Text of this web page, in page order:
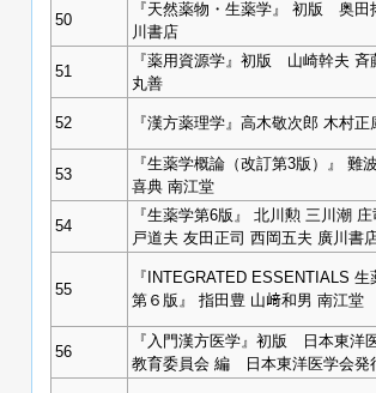
50
『天然薬物・生薬学』 初版 奥田
川書店
51
『薬用資源学』初版 山崎幹夫
丸善
52 『漢方薬理学』高木敬次郎 木村正
53
『生薬学概論（改訂第3版）』 難
喜典 南江堂
54
『生薬学第6版』 北川勲 三川潮
戸道夫 友田正司 西岡五夫 廣川書
55
『INTEGRATED ESSENTIALS 生
第６版』 指田豊 山﨑和男 南江堂
56
『入門漢方医学』初版 日本東洋
教育委員会 編 日本東洋医学会発